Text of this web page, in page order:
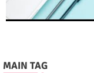
MAIN TAG